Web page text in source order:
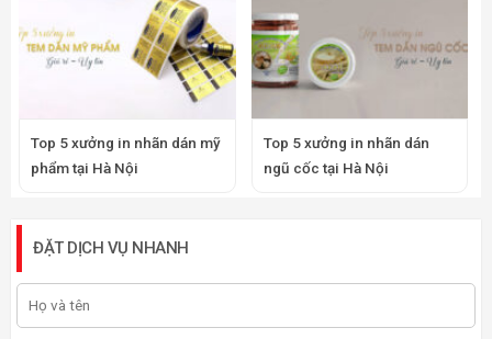
Top 5 xưởng in nhãn dán mỹ
phẩm tại Hà Nội
Top 5 xưởng in nhãn dán
ngũ cốc tại Hà Nội
ĐẶT DỊCH VỤ NHANH